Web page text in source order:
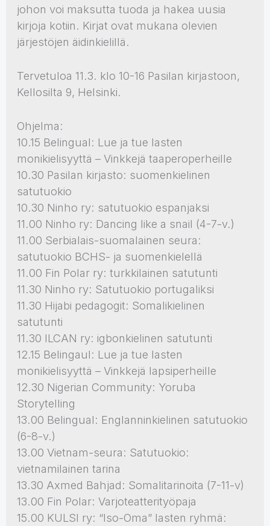
johon voi maksutta tuoda ja hakea uusia
kirjoja kotiin. Kirjat ovat mukana olevien
järjestöjen äidinkielillä.
Tervetuloa 11.3. klo 10-16 Pasilan kirjastoon,
Kellosilta 9, Helsinki.
Ohjelma:
10.15 Belingual: Lue ja tue lasten
monikielisyyttä – Vinkkejä taaperoperheille
10.30 Pasilan kirjasto: suomenkielinen
satutuokio
10.30 Ninho ry: satutuokio espanjaksi
11.00 Ninho ry: Dancing like a snail (4-7-v.)
11.00 Serbialais-suomalainen seura:
satutuokio BCHS- ja suomenkielellä
11.00 Fin Polar ry: turkkilainen satutunti
11.30 Ninho ry: Satutuokio portugaliksi
11.30 Hijabi pedagogit: Somalikielinen
satutunti
11.30 ILCAN ry: igbonkielinen satutunti
12.15 Belingaul: Lue ja tue lasten
monikielisyyttä – Vinkkejä lapsiperheille
12.30 Nigerian Community: Yoruba
Storytelling
13.00 Belingual: Englanninkielinen satutuokio
(6-8-v.)
13.00 Vietnam-seura: Satutuokio:
vietnamilainen tarina
13.30 Axmed Bahjad: Somalitarinoita (7-11-v)
13.00 Fin Polar: Varjoteatterityöpaja
15.00 KULSI ry: “Iso-Oma” lasten ryhmä: